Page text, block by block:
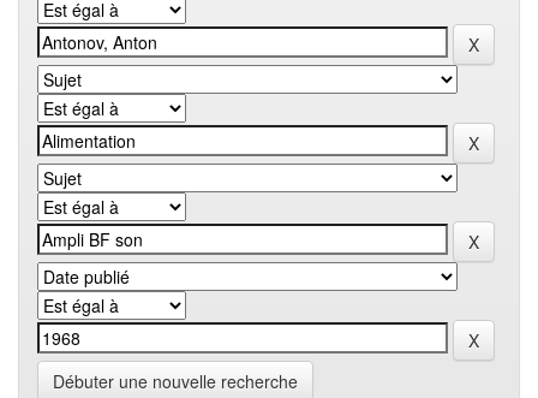
Débuter une nouvelle recherche